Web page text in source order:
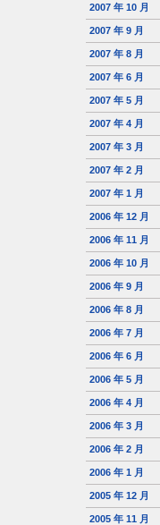
2007 年 10 月
2007 年 9 月
2007 年 8 月
2007 年 6 月
2007 年 5 月
2007 年 4 月
2007 年 3 月
2007 年 2 月
2007 年 1 月
2006 年 12 月
2006 年 11 月
2006 年 10 月
2006 年 9 月
2006 年 8 月
2006 年 7 月
2006 年 6 月
2006 年 5 月
2006 年 4 月
2006 年 3 月
2006 年 2 月
2006 年 1 月
2005 年 12 月
2005 年 11 月